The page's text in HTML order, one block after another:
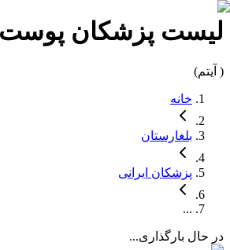
لیست پزشکان پوست،
( آیتم)
خانه
بلغارستان
پزشکان ایرانی
...
در حال بارگذاری...